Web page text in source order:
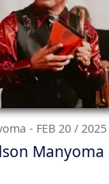
- FEB 20 / 2025
Manyoma